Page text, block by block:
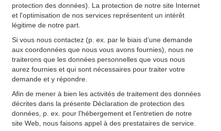
protection des données). La protection de notre site Internet
et l'optimisation de nos services représentent un intérêt
légitime de notre part.
Si vous nous contactez (p. ex. par le biais d’une demande
aux coordonnées que nous vous avons fournies), nous ne
traiterons que les données personnelles que vous nous
aurez fournies et qui sont nécessaires pour traiter votre
demande et y répondre.
Afin de mener à bien les activités de traitement des données
décrites dans la présente Déclaration de protection des
données, p. ex. pour l'hébergement et l'entretien de notre
site Web, nous faisons appel à des prestataires de service.